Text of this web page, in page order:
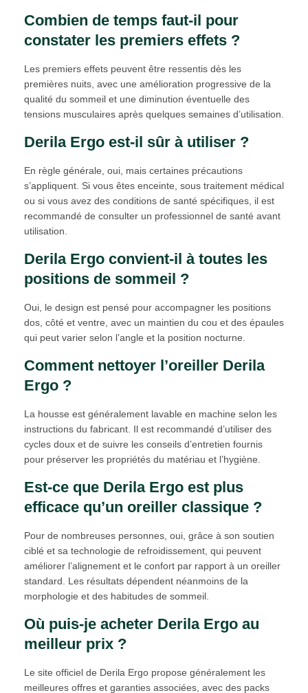
Combien de temps faut-il pour
constater les premiers effets ?
Les premiers effets peuvent être ressentis dès les
premières nuits, avec une amélioration progressive de la
qualité du sommeil et une diminution éventuelle des
tensions musculaires après quelques semaines d’utilisation.
Derila Ergo est-il sûr à utiliser ?
En règle générale, oui, mais certaines précautions
s’appliquent. Si vous êtes enceinte, sous traitement médical
ou si vous avez des conditions de santé spécifiques, il est
recommandé de consulter un professionnel de santé avant
utilisation.
Derila Ergo convient-il à toutes les
positions de sommeil ?
Oui, le design est pensé pour accompagner les positions
dos, côté et ventre, avec un maintien du cou et des épaules
qui peut varier selon l’angle et la position nocturne.
Comment nettoyer l’oreiller Derila
Ergo ?
La housse est généralement lavable en machine selon les
instructions du fabricant. Il est recommandé d’utiliser des
cycles doux et de suivre les conseils d’entretien fournis
pour préserver les propriétés du matériau et l’hygiène.
Est-ce que Derila Ergo est plus
efficace qu’un oreiller classique ?
Pour de nombreuses personnes, oui, grâce à son soutien
ciblé et sa technologie de refroidissement, qui peuvent
améliorer l’alignement et le confort par rapport à un oreiller
standard. Les résultats dépendent néanmoins de la
morphologie et des habitudes de sommeil.
Où puis-je acheter Derila Ergo au
meilleur prix ?
Le site officiel de Derila Ergo propose généralement les
meilleures offres et garanties associées, avec des packs